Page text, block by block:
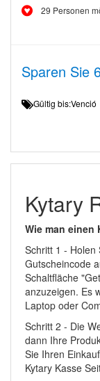
29 Personen
Sparen Sie
Gültig
Kytary
Wie man einen
Schritt 1 - Holen
Gutscheincode
Schaltfläche
anzuzeigen. Es
Laptop oder
Schritt 2 - Die
dann Ihre
Sie Ihren
Kytary Kasse